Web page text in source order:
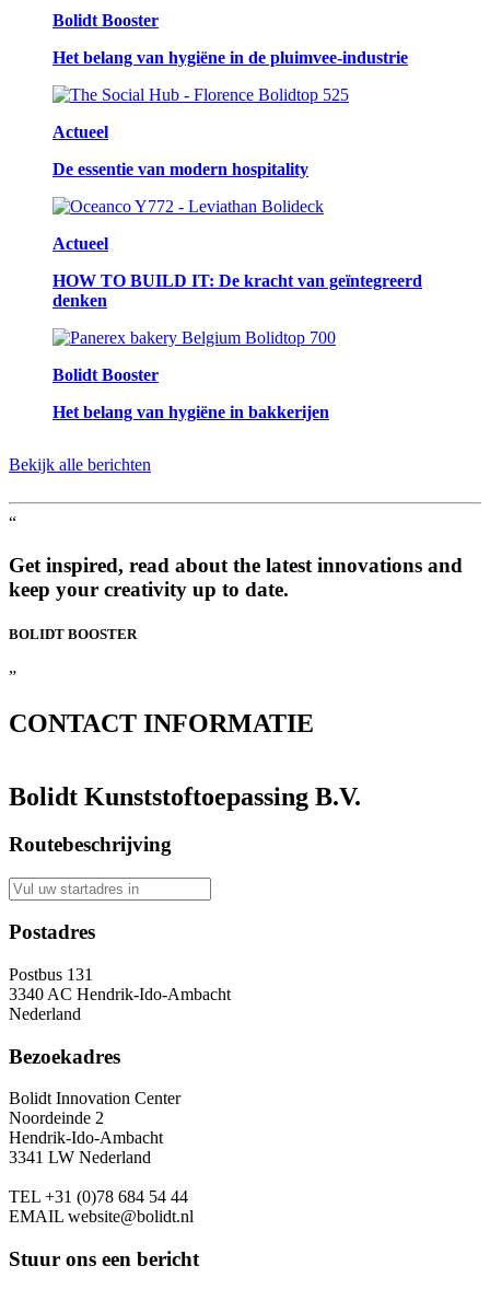
Bolidt Booster
Het belang van hygiëne in de pluimvee-industrie
Actueel
De essentie van modern hospitality
Actueel
HOW TO BUILD IT: De kracht van geïntegreerd
denken
Bolidt Booster
Het belang van hygiëne in bakkerijen
Bekijk alle berichten
“
Get inspired, read about the latest innovations and
keep your creativity up to date.
BOLIDT BOOSTER
”
CONTACT INFORMATIE
Bolidt Kunststoftoepassing B.V.
Routebeschrijving
Postadres
Postbus 131
3340 AC Hendrik-Ido-Ambacht
Nederland
Bezoekadres
Bolidt Innovation Center
Noordeinde 2
Hendrik-Ido-Ambacht
3341 LW Nederland
TEL +31 (0)78 684 54 44
EMAIL website@bolidt.nl
Stuur ons een bericht